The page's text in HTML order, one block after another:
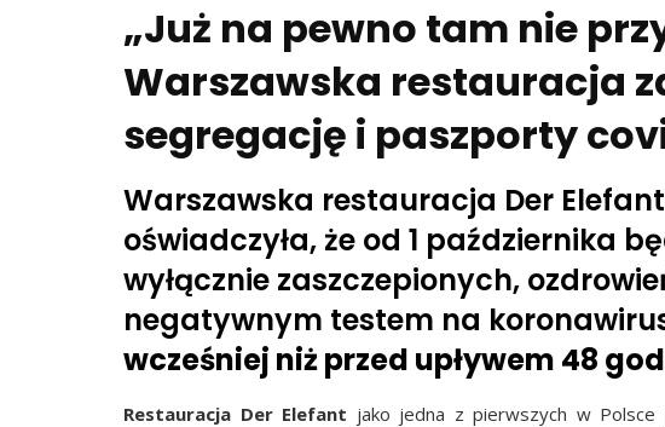
„Już na pewno tam nie
Warszawska restauracja
segregację i paszporty
Warszawska restauracja Der
oświadczyła, że od 1 października
wyłącznie zaszczepionych,
negatywnym testem na
wcześniej niż przed upływem 48
Restauracja Der Elefant jako jedna z pierwszych w Polsce